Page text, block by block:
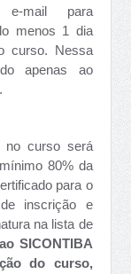
e-mail para
menos 1 dia
curso. Nessa
apenas ao
no curso será
80% da
para o
inscrição e
na lista de
SICONTIBA
do curso,